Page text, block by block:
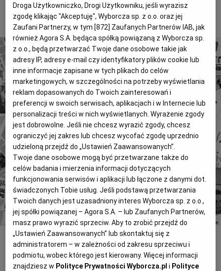
Magazyny Wyborcza Classic
Wyborcza.biz Wysokie Obcasy
BIQdata Jutronauci
Archiwum Inne serwisy
To tylko fragment artykułu. Aby czytać dalej, kup dostęp
poniżej.
4 miliony tekstów od 1989 roku.
Zyskaj dostęp do archiwalnych treści "Gazety
Wyborczej".
Znajdź historie, których szukasz.
Kup dostęp
lub Zaloguj się
INNE
Koło fortuny; Poniedziałek, II, 18.35
Droga Użytkowniczko, Drogi Użytkowniku, jeśli wyrazisz
zgodę klikając "Akceptuję", Wyborcza sp. z o.o. oraz jej
Zaufani Partnerzy, w tym [872] Zaufanych Partnerów IAB, jak
również Agora S.A. będąca spółką powiązaną z Wyborcza sp.
z o.o., będą przetwarzać Twoje dane osobowe takie jak
adresy IP, adresy e-mail czy identyfikatory plików cookie lub
inne informacje zapisane w tych plikach do celów
marketingowych, w szczególności na potrzeby wyświetlania
reklam dopasowanych do Twoich zainteresowań i
preferencji w swoich serwisach, aplikacjach i w Internecie lub
personalizacji treści w nich wyświetlanych. Wyrażenie zgody
jest dobrowolne. Jeśli nie chcesz wyrazić zgody, chcesz
ograniczyć jej zakres lub chcesz wycofać zgodę uprzednio
udzieloną przejdź do „Ustawień Zaawansowanych”.
Twoje dane osobowe mogą być przetwarzane także do
celów badania i mierzenia informacji dotyczących
funkcjonowania serwisów i aplikacji lub łączone z danymi dot.
świadczonych Tobie usług. Jeśli podstawą przetwarzania
Twoich danych jest uzasadniony interes Wyborcza sp. z o.o.,
jej spółki powiązanej – Agora S.A. – lub Zaufanych Partnerów,
masz prawo wyrazić sprzeciw. Aby to zrobić przejdź do
„Ustawień Zaawansowanych” lub skontaktuj się z
administratorem – w zależności od zakresu sprzeciwu i
podmiotu, wobec którego jest kierowany. Więcej informacji
znajdziesz w Polityce Prywatności Wyborcza.pl i Polityce